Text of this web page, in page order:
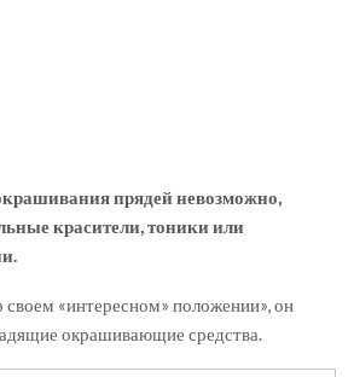
прядей невозможно,
красители, тоники или
своем «интересном» положении», он
окрашивающие средства.